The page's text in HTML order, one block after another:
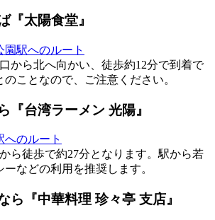
『太陽食堂』
駅へのルート
から北へ向かい、徒歩約12分で到着で
ことなので、ご注意ください。
『台湾ラーメン 光陽』
へのルート
ら徒歩で約27分となります。駅から若
などの利用を推奨します。
ら『中華料理 珍々亭 支店』